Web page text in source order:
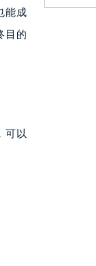
能成
目的
可以